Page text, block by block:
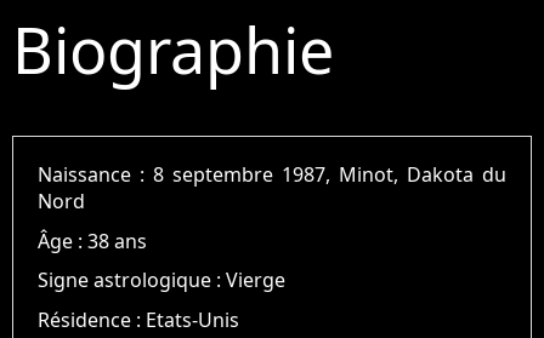
Biographie
Naissance :8 septembre 1987, Minot, Dakota du
Nord
Âge :38 ans
Signe astrologique :Vierge
Résidence : Etats-Unis